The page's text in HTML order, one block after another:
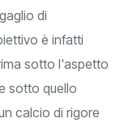
di
è infatti
sotto l'aspetto
sotto quello
calcio di rigore